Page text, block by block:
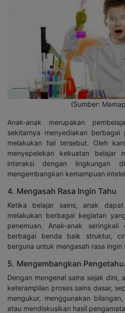
(Sumber:
Anak-anak merupakan
sekitarnya menyediakan
melakukan hal tersebut. Oleh
menyepelekan kekuatan belajar
interaksi dengan lingkungan
mengembangkan kemampuan
4. Mengasah Rasa Ingin Tahu
Ketika belajar sains, anak
melakukan berbagai kegiatan
penemuan. Anak-anak
berbagai benda baik struktur,
berguna untuk mengasah rasa ingin
5. Mengembangkan
Dengan mengenal sains sejak dini,
keterampilan proses sains dasar,
mengukur, menggunakan
atau mendiskusikan hasil